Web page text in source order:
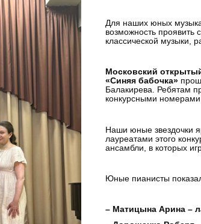
Для наших юных
возможность проявить
классической музыки,
Московский
«Синяя бабочка»
Балакирева. Ребятам
конкурсными
Наши юные звездочки
лауреатами этого
ансамбли, в которых
Юные пианисты
– Матицына Арина –